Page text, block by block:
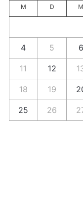
M D M
4 5 6
11 12
18 19
25 26